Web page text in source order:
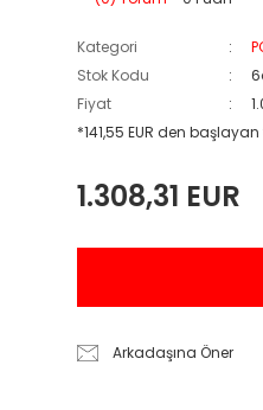
Kategori
Stok Kodu
Fiyat
*141,55 EUR den
1.308,31 EUR
Arkadaşına Öner